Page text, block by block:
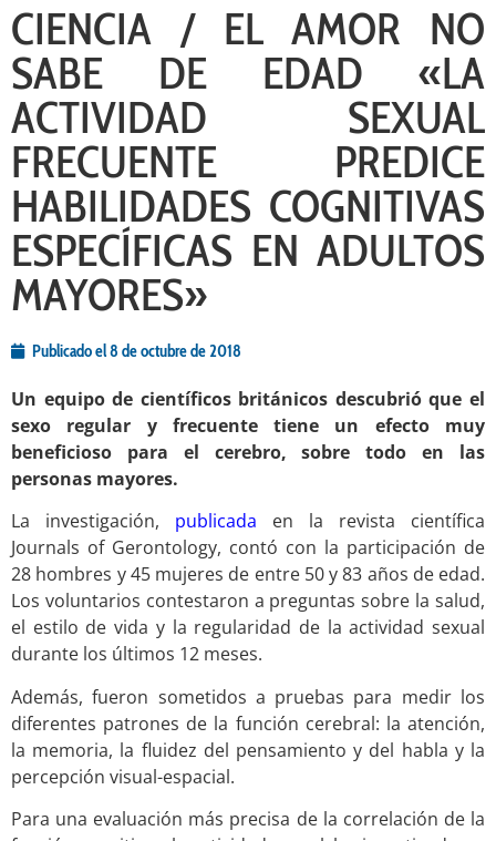
CIENCIA / EL AMOR NO
SABE DE EDAD «LA
ACTIVIDAD SEXUAL
FRECUENTE PREDICE
HABILIDADES COGNITIVAS
ESPECÍFICAS EN ADULTOS
MAYORES»
Publicado el8 de octubre de 2018
Un equipo de científicos británicos descubrió que el
sexo regular y frecuente tiene un efecto muy
beneficioso para el cerebro, sobre todo en las
personas mayores.
La investigación, publicada en la revista científica
Journals of Gerontology, contó con la participación de
28 hombres y 45 mujeres de entre 50 y 83 años de edad.
Los voluntarios contestaron a preguntas sobre la salud,
el estilo de vida y la regularidad de la actividad sexual
durante los últimos 12 meses.
Además, fueron sometidos a pruebas para medir los
diferentes patrones de la función cerebral: la atención,
la memoria, la fluidez del pensamiento y del habla y la
percepción visual-espacial.
Para una evaluación más precisa de la correlación de la